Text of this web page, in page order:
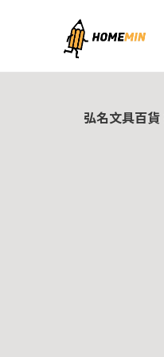
弘名文具百貨
弘名文具百貨